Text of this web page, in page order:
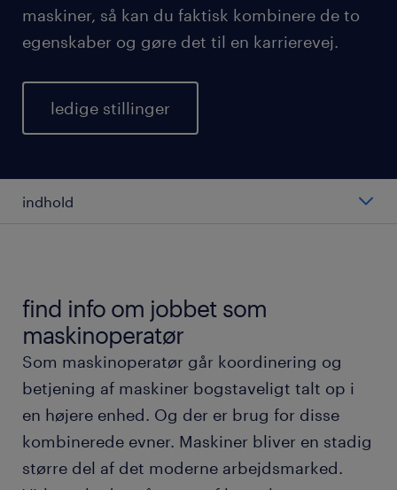
maskiner, så kan du faktisk kombinere de to
egenskaber og gøre det til en karrierevej.
ledige stillinger
indhold
gennemsnitslønnen for en maskinarbejder
typer af maskinarbejdere
arbejdet som maskinarbejder
arbejdsmiljø og arbejdstider
find info om jobbet som
maskinoperatør
Som maskinoperatør går koordinering og
betjening af maskiner bogstaveligt talt op i
en højere enhed. Og der er brug for disse
kombinerede evner. Maskiner bliver en stadig
større del af det moderne arbejdsmarked.